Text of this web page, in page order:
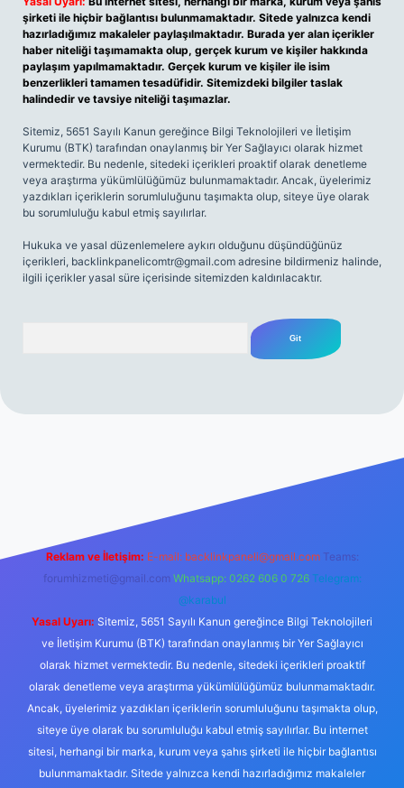
şirketi ile hiçbir bağlantısı bulunmamaktadır. Sitede yalnızca kendi
hazırladığımız makaleler paylaşılmaktadır. Burada yer alan içerikler
haber niteliği taşımamakta olup, gerçek kurum ve kişiler hakkında
paylaşım yapılmamaktadır. Gerçek kurum ve kişiler ile isim
benzerlikleri tamamen tesadüfidir. Sitemizdeki bilgiler taslak
halindedir ve tavsiye niteliği taşımazlar.
Sitemiz, 5651 Sayılı Kanun gereğince Bilgi Teknolojileri ve İletişim
Kurumu (BTK) tarafından onaylanmış bir Yer Sağlayıcı olarak hizmet
vermektedir. Bu nedenle, sitedeki içerikleri proaktif olarak denetleme
veya araştırma yükümlülüğümüz bulunmamaktadır. Ancak, üyelerimiz
yazdıkları içeriklerin sorumluluğunu taşımakta olup, siteye üye olarak
bu sorumluluğu kabul etmiş sayılırlar.
Hukuka ve yasal düzenlemelere aykırı olduğunu düşündüğünüz
içerikleri, backlinkpanelicomtr@gmail.com adresine bildirmeniz halinde,
ilgili içerikler yasal süre içerisinde sitemizden kaldırılacaktır.
Reklam ve İletişim: E-mail: backlinkpaneli@gmail.com Teams:
forumhizmeti@gmail.com Whatsapp: 0262 606 0 726 Telegram:
@karabul
Yasal Uyarı: Sitemiz, 5651 Sayılı Kanun gereğince Bilgi Teknolojileri
ve İletişim Kurumu (BTK) tarafından onaylanmış bir Yer Sağlayıcı
olarak hizmet vermektedir. Bu nedenle, sitedeki içerikleri proaktif
olarak denetleme veya araştırma yükümlülüğümüz bulunmamaktadır.
Ancak, üyelerimiz yazdıkları içeriklerin sorumluluğunu taşımakta olup,
siteye üye olarak bu sorumluluğu kabul etmiş sayılırlar. Bu internet
sitesi, herhangi bir marka, kurum veya şahıs şirketi ile hiçbir bağlantısı
bulunmamaktadır. Sitede yalnızca kendi hazırladığımız makaleler